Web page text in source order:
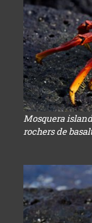
Mosquera
rochers de